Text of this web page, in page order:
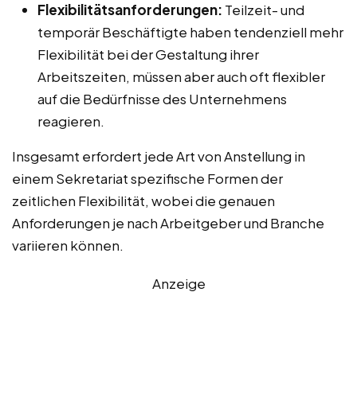
Flexibilitätsanforderungen: Teilzeit- und
temporär Beschäftigte haben tendenziell mehr
Flexibilität bei der Gestaltung ihrer
Arbeitszeiten, müssen aber auch oft flexibler
auf die Bedürfnisse des Unternehmens
reagieren.
Insgesamt erfordert jede Art von Anstellung in
einem Sekretariat spezifische Formen der
zeitlichen Flexibilität, wobei die genauen
Anforderungen je nach Arbeitgeber und Branche
variieren können.
Anzeige